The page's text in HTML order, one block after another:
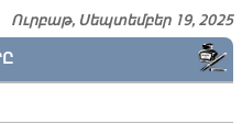
Ուրբաթ, Սեպտեմբեր 19, 2025